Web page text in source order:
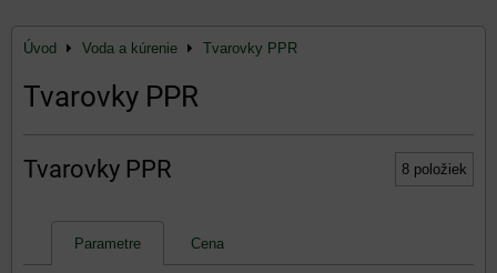
Úvod Voda a kúrenie Tvarovky PPR
Tvarovky PPR
Tvarovky PPR 8 položiek
Parametre Cena